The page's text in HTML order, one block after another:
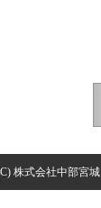
株式会社中部宮城